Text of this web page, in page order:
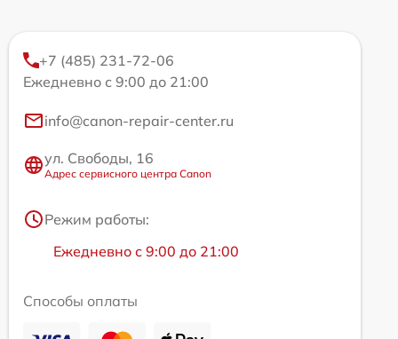
+7 (485) 231-72-06
Ежедневно с 9:00 до 21:00
info@canon-repair-center.ru
ул. Свободы, 16
Адрес сервисного центра Canon
Режим работы:
Ежедневно с 9:00 до 21:00
Способы оплаты